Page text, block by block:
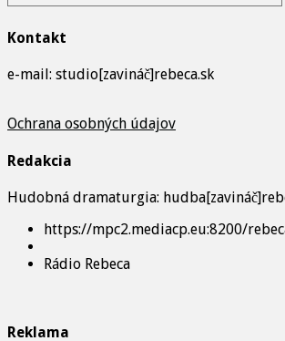
Kontakt
e-mail: studio[zavináč]rebeca.sk
Ochrana osobných údajov
Redakcia
Hudobná dramaturgia:
https://mpc2.mediacp.eu:8200/
Rádio Rebeca
Reklama